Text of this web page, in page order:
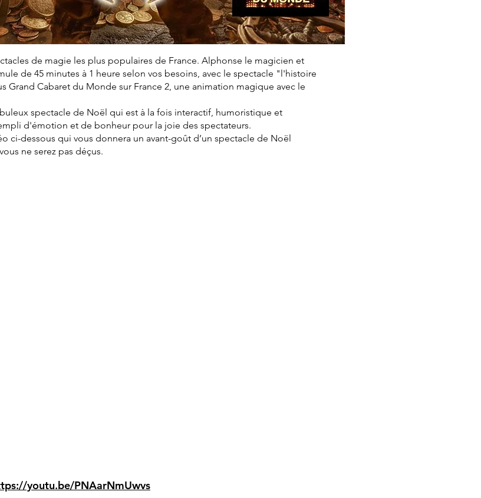
de magie les plus populaires de France. Alphonse le magicien et
de 45 minutes à 1 heure selon vos besoins, avec le spectacle "l'histoire
Grand Cabaret du Monde sur France 2, une animation magique avec le
spectacle de Noël qui est à la fois interactif, humoristique et
d'émotion et de bonheur pour la joie des spectateurs.
ci-dessous qui vous donnera un avant-goût d’un spectacle de Noël
ne serez pas déçus.
youtu.be/PNAarNmUwvs